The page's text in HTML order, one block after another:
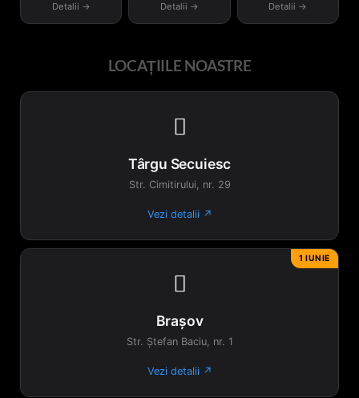
Detalii → Detalii → Detalii →
LOCAȚIILE NOASTRE

Târgu Secuiesc
Str. Cimitirului, nr. 29
Vezi detalii ↗
1 IUNIE

Brașov
Str. Ștefan Baciu, nr. 1
Vezi detalii ↗